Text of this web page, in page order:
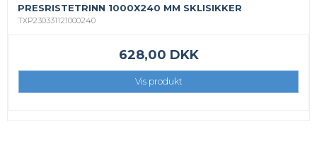
PRESRISTETRINN 1000X240 MM SKLISIKKER
TXP230331121000240
628,00 DKK
Vis produkt